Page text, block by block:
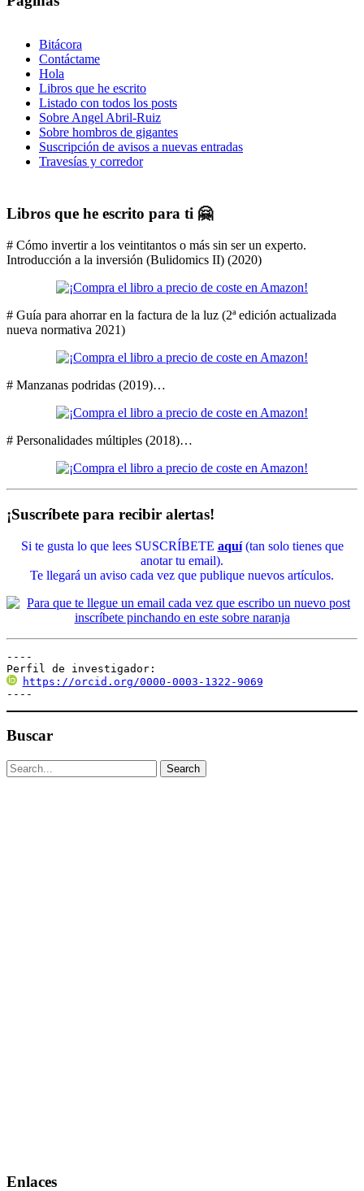
Bitácora
Contáctame
Hola
Libros que he escrito
Listado con todos los posts
Sobre Angel Abril-Ruiz
Sobre hombros de gigantes
Suscripción de avisos a nuevas entradas
Travesías y corredor
Libros que he escrito para ti 🤗
# Cómo invertir a los veintitantos o más sin ser un experto.
Introducción a la inversión (Bulidomics II) (2020)
# Guía para ahorrar en la factura de la luz (2ª edición actualizada
nueva normativa 2021)
# Manzanas podridas (2019)…
# Personalidades múltiples (2018)…
¡Suscríbete para recibir alertas!
Si te gusta lo que lees SUSCRÍBETE aquí(tan solo tienes que
anotar tu email).
Te llegará un aviso cada vez que publique nuevos artículos.
----
Perfil de investigador:
https://orcid.org/0000-0003-1322-9069
----
Buscar
Enlaces